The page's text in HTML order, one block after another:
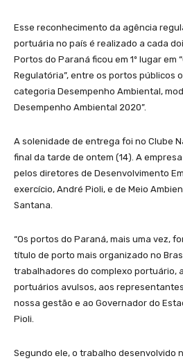
Esse reconhecimento da agência
portuária no país é realizado a cada
Portos do Paraná ficou em 1º lugar em
Regulatória”, entre os portos públicos
categoria Desempenho Ambiental,
Desempenho Ambiental 2020”.
A solenidade de entrega foi no Clube
final da tarde de ontem (14). A
pelos diretores de Desenvolvimento
exercício, André Pioli, e de Meio
Santana.
“Os portos do Paraná, mais uma vez,
título de porto mais organizado no
trabalhadores do complexo portuário,
portuários avulsos, aos
nossa gestão e ao Governador do
Pioli.
Segundo ele, o trabalho desenvolvido